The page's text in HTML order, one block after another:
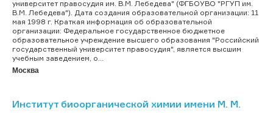
университет правосудия им. В.М. Лебедева" (ФГБОУВО "РГУП им.
В.М. Лебедева"). Дата создания образовательной организации: 11
мая 1998 г. Краткая информация об образовательной
организации: Федеральное государственное бюджетное
образовательное учреждение высшего образования "Российский
государственный университет правосудия", является высшим
учебным заведением, о...
Москва
Институт биоорганической химии имени М. М.